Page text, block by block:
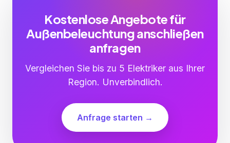
Kostenlose Angebote für
Außenbeleuchtung anschließen
anfragen
Vergleichen Sie bis zu 5 Elektriker aus Ihrer
Region. Unverbindlich.
Anfrage starten →